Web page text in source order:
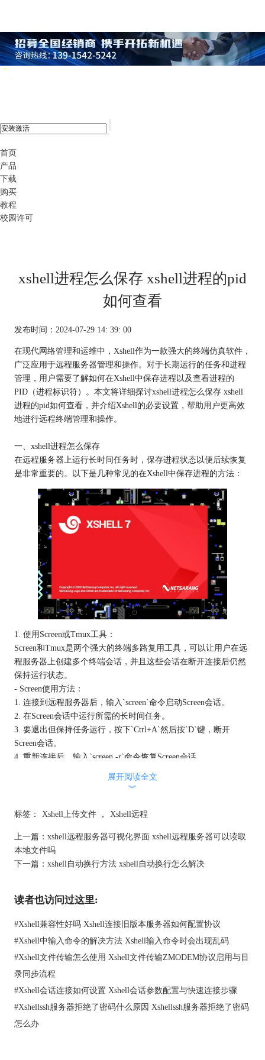
首页
产品
下载
购买
教程
校园许可
xshell进程怎么保存 xshell进程的pid
如何查看
发布时间：2024-07-29 14: 39: 00
在现代网络管理和运维中，Xshell作为一款强大的终端仿真软件，
广泛应用于远程服务器管理和操作。对于长期运行的任务和进程
管理，用户需要了解如何在Xshell中保存进程以及查看进程的
PID（进程标识符）。本文将详细探讨xshell进程怎么保存 xshell
进程的pid如何查看，并介绍Xshell的必要设置，帮助用户更高效
地进行远程终端管理和操作。
一、xshell进程怎么保存
在远程服务器上运行长时间任务时，保存进程状态以便后续恢复
是非常重要的。以下是几种常见的在Xshell中保存进程的方法：
1. 使用Screen或Tmux工具：
Screen和Tmux是两个强大的终端多路复用工具，可以让用户在远
程服务器上创建多个终端会话，并且这些会话在断开连接后仍然
保持运行状态。
- Screen使用方法：
1. 连接到远程服务器后，输入`screen`命令启动Screen会话。
2. 在Screen会话中运行所需的长时间任务。
3. 要退出但保持任务运行，按下`Ctrl+A`然后按`D`键，断开
Screen会话。
4. 重新连接后，输入`screen -r`命令恢复Screen会话。
1. 连接到远程服务器后，输入`tmux`命令启动Tmux会话。
3. 要退出但保持任务运行，按下`Ctrl+B`然后按`D`键，断开Tmux
4. 重新连接后，输入`tmux attach`命令恢复Tmux会话。
2. 使用nohup命令：
nohup命令用于在后台运行命令，并使其在退出终端后继续运行。
- 使用方法：
1. 连接到远程服务器后，输入`nohup command &`命令，其中
`command`是要运行的任务命令。
3. 用户可以使用`tail -f nohup.out`命令查看任务输出。
3. 使用后台运行符号（&）：
在命令后添加`&`符号，可以让任务在后台运行，但需要结合
`disown`命令确保任务在退出终端后继续运行。
- 使用方法：
是要运行的任务命令。
展开阅读全文
︾
标签： Xshell上传文件 ， Xshell远程
上一篇： xshell远程服务器可视化界面 xshell远程服务器可以读取
本地文件吗
下一篇： xshell自动换行方法 xshell自动换行怎么解决
读者也访问过这里:
#Xshell兼容性好吗 Xshell连接旧版本服务器如何配置协议
#Xshell中输入命令的解决方法 Xshell输入命令时会出现乱码
#Xshell文件传输怎么使用 Xshell文件传输ZMODEM协议启用与目
录同步流程
#Xshell会话连接如何设置 Xshell会话参数配置与快速连接步骤
#Xshellssh服务器拒绝了密码什么原因 Xshellssh服务器拒绝了密码
怎么办